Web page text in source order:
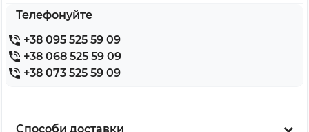
Телефонуйте
+38 095 525 59 09
+38 068 525 59 09
+38 073 525 59 09
Способи доставки